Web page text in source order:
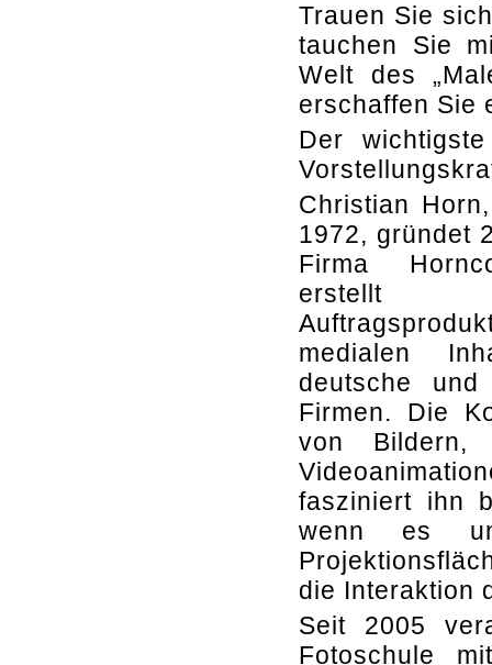
Trauen Sie
tauchen Sie
Welt des
erschaffen Sie
Der
Christian
1972, gründet
Firma
erstellt
medialen
deutsche und
Firmen. Die
von Bildern,
fasziniert ihn
wenn es
die Interaktion
Seit 2005
Fotoschule